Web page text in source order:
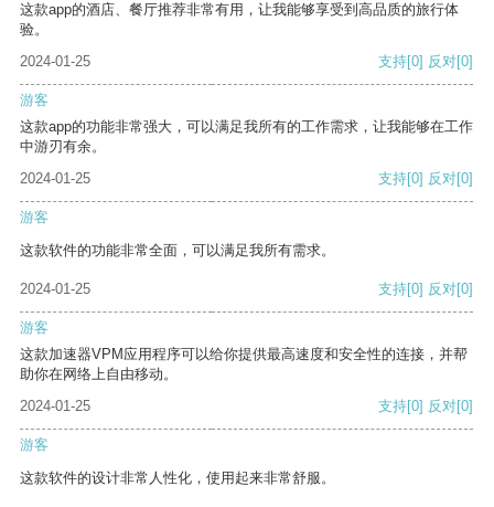
这款app的酒店、餐厅推荐非常有用，让我能够享受到高品质的旅行体
验。
2024-01-25
支持[0] 反对[0]
游客
这款app的功能非常强大，可以满足我所有的工作需求，让我能够在工作
中游刃有余。
2024-01-25
支持[0] 反对[0]
游客
这款软件的功能非常全面，可以满足我所有需求。
2024-01-25 支持[0] 反对[0]
游客
这款加速器VPM应用程序可以给你提供最高速度和安全性的连接，并帮
助你在网络上自由移动。
2024-01-25
支持[0] 反对[0]
游客
这款软件的设计非常人性化，使用起来非常舒服。